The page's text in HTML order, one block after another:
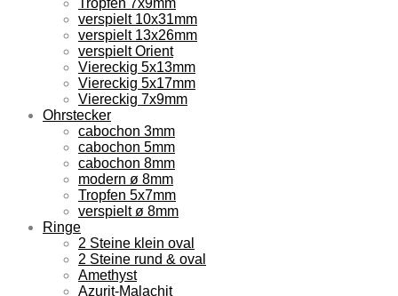
verspielt 10x31mm
verspielt 13x26mm
verspielt Orient
Viereckig 5x13mm
Viereckig 5x17mm
Viereckig 7x9mm
Ohrstecker
cabochon 3mm
cabochon 5mm
cabochon 8mm
modern ø 8mm
Tropfen 5x7mm
verspielt ø 8mm
Ringe
2 Steine klein oval
2 Steine rund & oval
Amethyst
Azurit-Malachit